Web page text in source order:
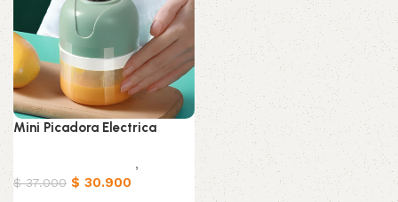
Mini Picadora Electrica
,
$37.000 $ 30.900